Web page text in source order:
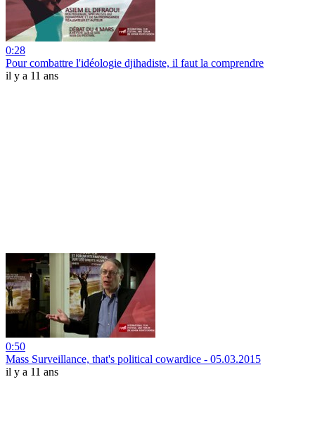
0:28
Pour combattre l'idéologie djihadiste, il faut la comprendre
il y a 11 ans
0:50
Mass Surveillance, that's political cowardice - 05.03.2015
il y a 11 ans